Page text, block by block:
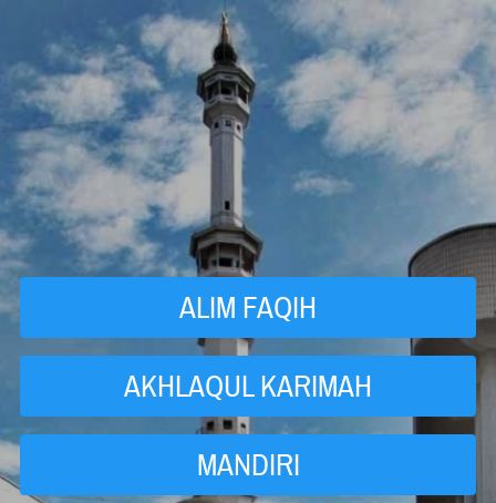
`
ALIM FAQIH
`
AKHLAQUL KARIMAH
`
MANDIRI